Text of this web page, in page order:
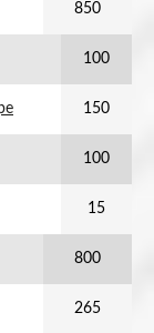
850
100
150
100
15
800
265